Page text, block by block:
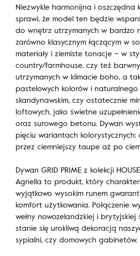
Niezwykle harmonijna i oszczędna
sprawi, że model ten będzie
do wnętrz utrzymanych w bardzo
zarówno klasycznym łączącym w
materiały i ziemiste tonacje – w
country/farmhouse, czy też
utrzymanych w klimacie boho, a
pastelowych kolorów i
skandynawskim, czy ostatecznie
loftowych, jako świetne
oraz surowego betonu. Dywan
pięciu wariantach kolorystycznych:
przez ciemniejszy taupe aż po
Dywan GRID PRIME z kolekcji
Agnella to produkt, który
wyjątkowo wysokim runem
komfort użytkowania. Połączenie
wełny nowozelandzkiej i
stanie się urokliwą dekoracją
sypialni, czy domowych gabinetów.